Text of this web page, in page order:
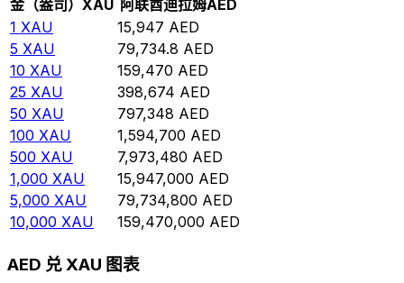
金（盎司） XAU 阿联酋迪拉姆AED
1 XAU 15,947 AED
5 XAU 79,734.8 AED
10 XAU 159,470 AED
25 XAU 398,674 AED
50 XAU 797,348 AED
100 XAU 1,594,700 AED
500 XAU 7,973,480 AED
1,000 XAU 15,947,000 AED
5,000 XAU 79,734,800 AED
10,000 XAU 159,470,000 AED
AED 兑 XAU 图表